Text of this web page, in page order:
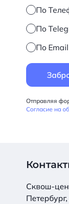
По
По
По Email
Отправляя
Согласие на
Сквош-